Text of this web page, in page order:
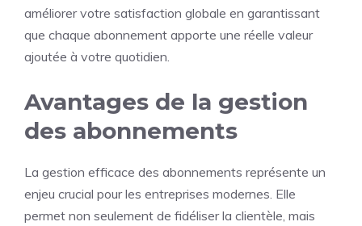
améliorer votre satisfaction globale en garantissant
que chaque abonnement apporte une réelle valeur
ajoutée à votre quotidien.
Avantages de la gestion
des abonnements
La gestion efficace des abonnements représente un
enjeu crucial pour les entreprises modernes. Elle
permet non seulement de fidéliser la clientèle, mais